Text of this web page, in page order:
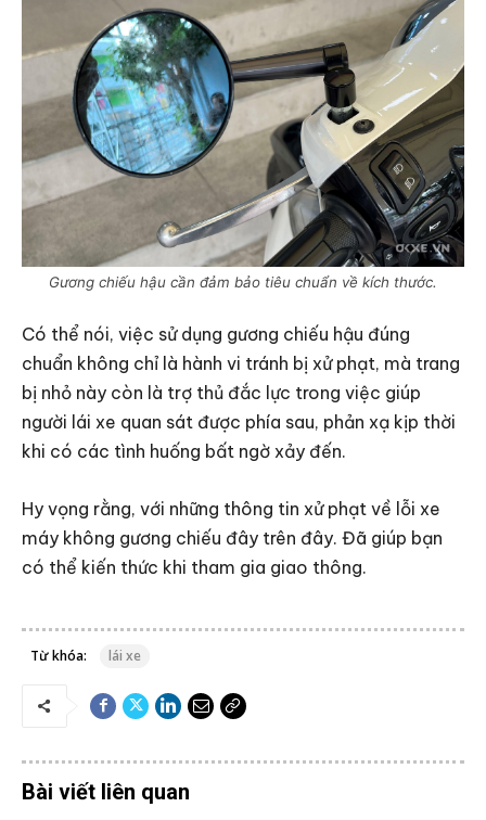
Gương chiếu hậu cần đảm bảo tiêu chuẩn về kích thước.
Có thể nói, việc sử dụng gương chiếu hậu đúng
chuẩn không chỉ là hành vi tránh bị xử phạt, mà trang
bị nhỏ này còn là trợ thủ đắc lực trong việc giúp
người lái xe quan sát được phía sau, phản xạ kịp thời
khi có các tình huống bất ngờ xảy đến.
Hy vọng rằng, với những thông tin xử phạt về lỗi xe
máy không gương chiếu đây trên đây. Đã giúp bạn
có thể kiến thức khi tham gia giao thông.
Từ khóa: lái xe
Bài viết liên quan